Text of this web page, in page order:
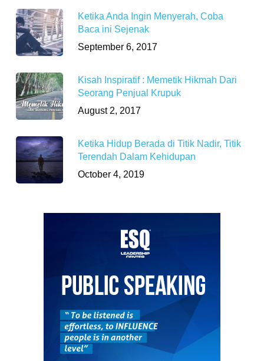
Ketika Anda Ingin Menyerah, Coba
Baca ini Sejenak
September 6, 2017
Kisah Inspiratif : Memetik Hikmah Dari
Seorang Penjual Krupuk
August 2, 2017
Ketika Hidup Berada di Titik Nadir, Titik
Terendah Dalam Kehidupan
October 4, 2019